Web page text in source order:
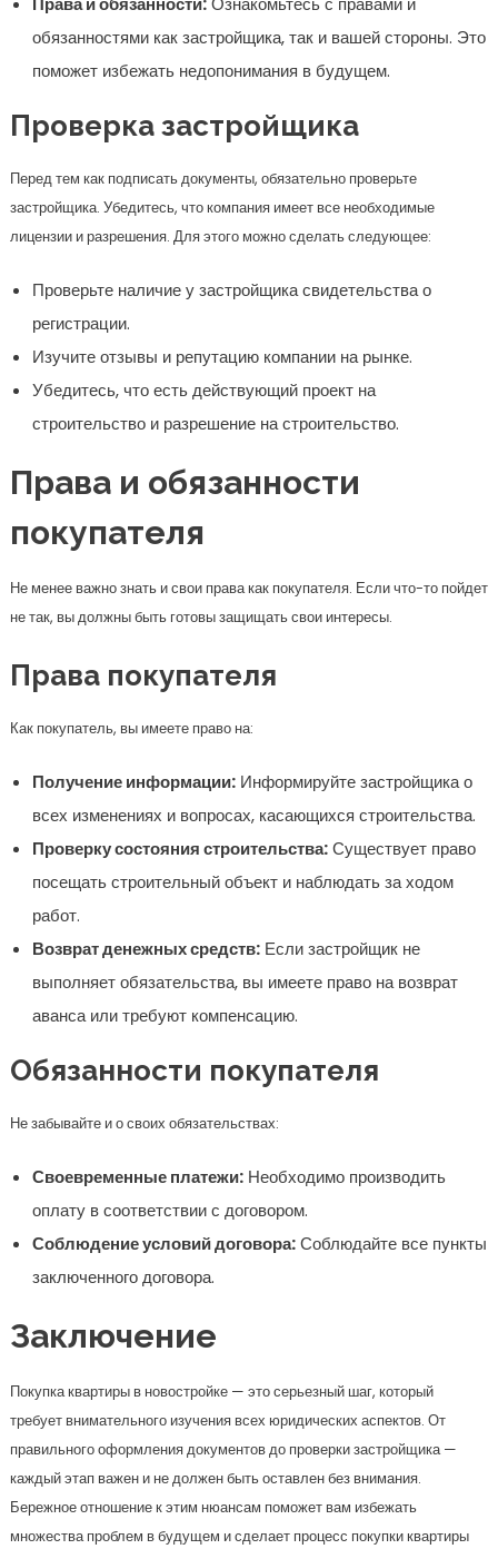
обязанностями как застройщика, так и вашей стороны. Это
поможет избежать недопонимания в будущем.
Проверка застройщика
Перед тем как подписать документы, обязательно проверьте
застройщика. Убедитесь, что компания имеет все необходимые
лицензии и разрешения. Для этого можно сделать следующее:
Проверьте наличие у застройщика свидетельства о
регистрации.
Изучите отзывы и репутацию компании на рынке.
Убедитесь, что есть действующий проект на
строительство и разрешение на строительство.
Права и обязанности
покупателя
Не менее важно знать и свои права как покупателя. Если что-то пойдет
не так, вы должны быть готовы защищать свои интересы.
Права покупателя
Как покупатель, вы имеете право на:
Получение информации:Информируйте застройщика о
всех изменениях и вопросах, касающихся строительства.
Проверку состояния строительства:Существует право
посещать строительный объект и наблюдать за ходом
работ.
Возврат денежных средств:Если застройщик не
выполняет обязательства, вы имеете право на возврат
аванса или требуют компенсацию.
Обязанности покупателя
Не забывайте и о своих обязательствах:
Своевременные платежи:Необходимо производить
оплату в соответствии с договором.
Соблюдение условий договора:Соблюдайте все пункты
заключенного договора.
Заключение
Покупка квартиры в новостройке — это серьезный шаг, который
требует внимательного изучения всех юридических аспектов. От
правильного оформления документов до проверки застройщика —
каждый этап важен и не должен быть оставлен без внимания.
Бережное отношение к этим нюансам поможет вам избежать
множества проблем в будущем и сделает процесс покупки квартиры